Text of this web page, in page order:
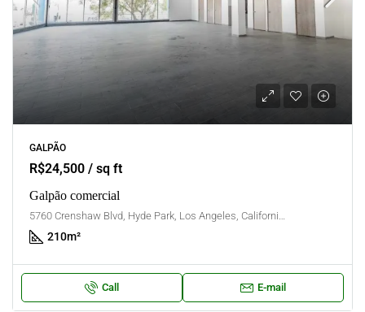
GALPÃO
R$24,500 / sq ft
Galpão comercial
5760 Crenshaw Blvd, Hyde Park, Los Angeles, California, United States
210m²
Call E-mail